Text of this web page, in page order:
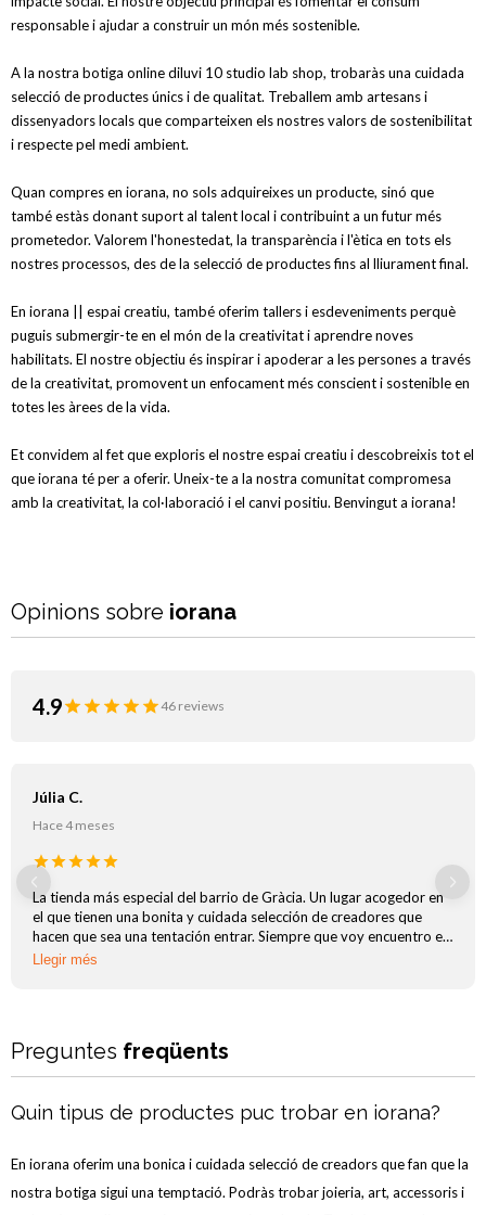
responsable i ajudar a construir un món més sostenible.
A la nostra botiga online diluvi 10 studio lab shop, trobaràs una cuidada
selecció de productes únics i de qualitat. Treballem amb artesans i
dissenyadors locals que comparteixen els nostres valors de sostenibilitat
i respecte pel medi ambient.
Quan compres en iorana, no sols adquireixes un producte, sinó que
també estàs donant suport al talent local i contribuint a un futur més
prometedor. Valorem l'honestedat, la transparència i l'ètica en tots els
nostres processos, des de la selecció de productes fins al lliurament final.
En iorana || espai creatiu, també oferim tallers i esdeveniments perquè
puguis submergir-te en el món de la creativitat i aprendre noves
habilitats. El nostre objectiu és inspirar i apoderar a les persones a través
de la creativitat, promovent un enfocament més conscient i sostenible en
totes les àrees de la vida.
Et convidem al fet que exploris el nostre espai creatiu i descobreixis tot el
que iorana té per a oferir. Uneix-te a la nostra comunitat compromesa
amb la creativitat, la col·laboració i el canvi positiu. Benvingut a iorana!
Opinions sobre iorana
4.9 46 reviews
Júlia C.
Hace 4 meses
La tienda más especial del barrio de Gràcia. Un lugar acogedor en
el que tienen una bonita y cuidada selección de creadores que
hacen que sea una tentación entrar. Siempre que voy encuentro el
regalo perfecto y además la atención es muy agradable y te
Llegir més
Previous Next
Preguntes freqüents
Quin tipus de productes puc trobar en iorana?
En iorana oferim una bonica i cuidada selecció de creadors que fan que la
nostra botiga sigui una temptació. Podràs trobar joieria, art, accessoris i